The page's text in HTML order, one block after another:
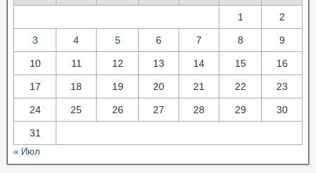
1 2
3 4 5 6 7 8 9
10 11 12 13 14 15 16
17 18 19 20 21 22 23
24 25 26 27 28 29 30
31
« Июл